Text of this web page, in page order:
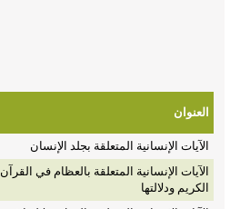
العنوان
الآيات الإنسانية المتعلقة بجلد الإنسان
الآيات الإنسانية المتعلقة بالعظام في القرآن
الكريم ودلالتها